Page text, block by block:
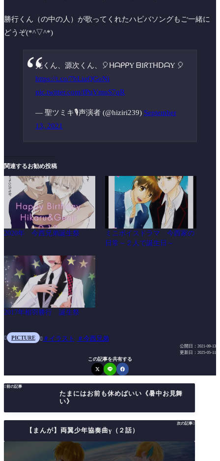
勝行くん（の中の人）が歌ってくれたハピバソングもご一緒に
どうぞ(*^▽^*)
光くん、源次くん、🎈ᕼᗩᑭᑭY ᗷIᖇTᕼᗞᗩY 🎈
https://t.co/7bLiuQGoNi
pic.twitter.com/fPuVmuS7qR
— 聖ツミキ🎙声演者 (@hiziri239) September
13, 2021
関連するお勧め投稿
2020年 今西兄弟誕生祭
ミニボイスドラマ 今西家の
日常～２人で誕生日～
2017年相羽勝行 誕生祭
 PICTURE  イラスト 今西兄弟
公開日： 2021-09-13
更新日： 2025-05-11
この記事を共有する
前の記事
たまにはお前も休めばいい《暑中お見舞
い》
次の記事
【まんが】両翼少年協奏曲γ（２話）